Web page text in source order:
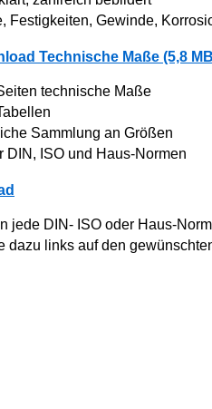
Festigkeiten, Gewinde,
Technische Maße (5,8
technische Maße
Sammlung an Größen
DIN, ISO und Haus-Normen
jede DIN- ISO oder Haus-
dazu links auf den